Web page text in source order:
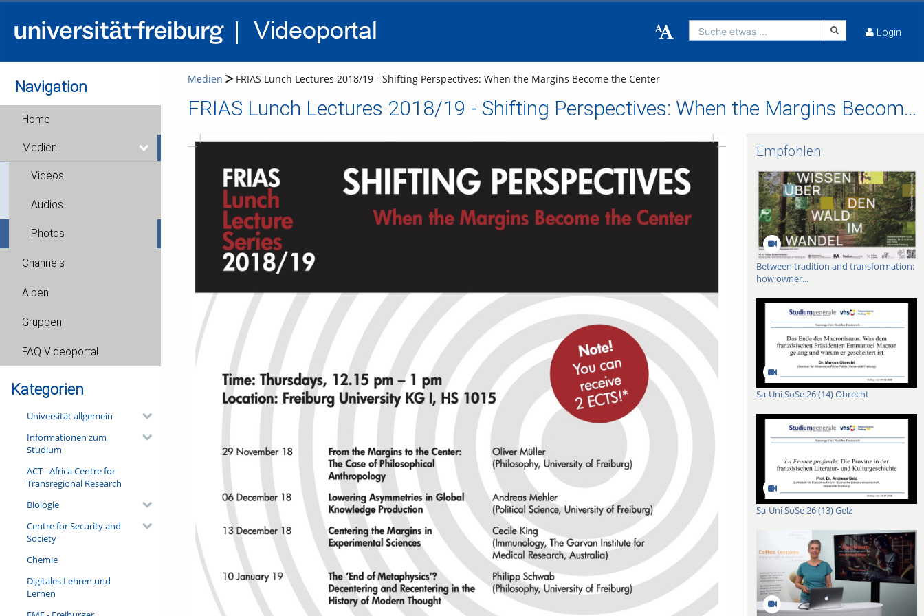
Suche etwas ... Login
Navigation
Home
Medien
Videos
Audios
Photos
Channels
Alben
Gruppen
FAQ Videoportal
Kategorien
Universität allgemein
Informationen zum
Studium
ACT - Africa Centre for
Transregional Research
Biologie
Centre for Security and
Society
Chemie
Digitales Lehren und
Lernen
Medien FRIAS Lunch Lectures 2018/19 - Shifting Perspectives: When the Margins Become the Center
FRIAS Lunch Lectures 2018/19 - Shifting Perspectives: When the Margins Become the Center
Empfohlen
Between tradition and transformation:
how owner...
Sa-Uni SoSe 26 (14) Obrecht
Sa-Uni SoSe 26 (13) Gelz